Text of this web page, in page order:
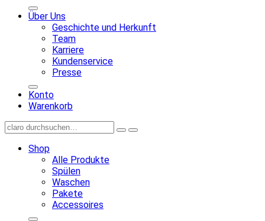
Über Uns
Geschichte und Herkunft
Team
Karriere
Kundenservice
Presse
Konto
Warenkorb
Shop
Alle Produkte
Spülen
Waschen
Pakete
Accessoires